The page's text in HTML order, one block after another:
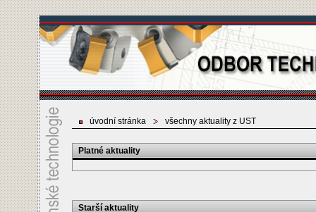
úvodní stránka všechny aktuality z UST
Platné aktuality
Starší aktuality